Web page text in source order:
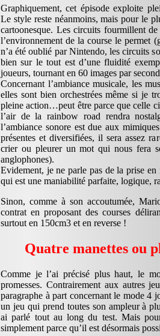
Graphiquement, cet épisode exploite
Le style reste néanmoins, mais pour le
cartoonesque. Les circuits fourmillent
l’environnement de la course le permet
n’a été oublié par Nintendo, les circuits
bien sur le tout est d’une fluidité
joueurs, tournant en 60 images par
Concernant l’ambiance musicale, les
elles sont bien orchestrées même si je
pleine action…peut être parce que celle
l’air de la rainbow road rendra
l’ambiance sonore est due aux
présentes et diversifiées, il sera assez
crier ou pleurer un mot qui nous fera
anglophones).
Evidement, je ne parle pas de la prise en
qui est une maniabilité parfaite, logique,
Sinon, comme à son accoutumée,
contrat en proposant des courses
surtout en 150cm3 et en reverse !
Quatre manettes ou
Comme je l’ai précisé plus haut, le
promesses. Contrairement aux autres
paragraphe à part concernant le mode
un jeu qui prend toutes son ampleur à
ai parlé tout au long du test. Mais
simplement parce qu’il est désormais